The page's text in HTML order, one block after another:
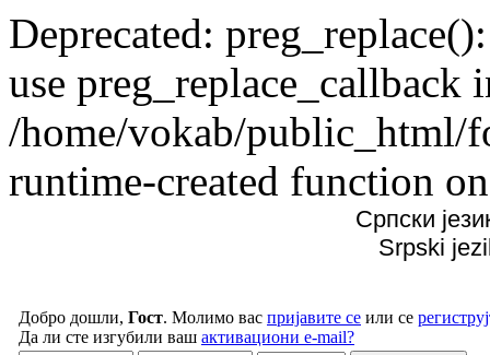
Deprecated:
use preg_replace_callback
/home/vokab/public_html/
runtime-created function
Српски
Srpski
Добро дошли, Гост. Молимо вас пријавите се или се
Да ли сте изгубили ваш активациони e-mail?